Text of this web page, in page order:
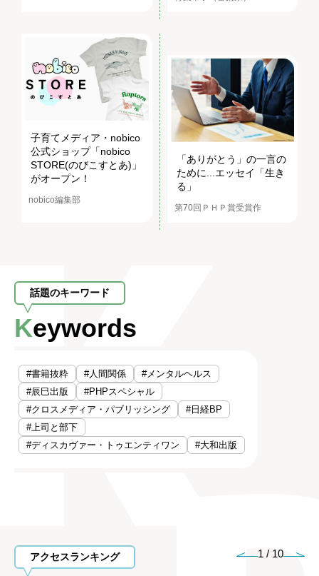
子育てメディア・nobico
公式ショップ「nobico
STORE(のびこすとあ)」
がオープン！
nobico編集部
「ありがとう」の一言の
ために...エッセイ「生き
る」
第70回ＰＨＰ賞受賞作
話題のキーワード
Keywords
#書籍抜粋 #人間関係
#メンタルヘルス
#辰巳出版
#PHPスペシャル
#クロスメディア・パブリッシング
#日経BP
#上司と部下
#ディスカヴァー・トゥエンティワン
#大和出版
アクセスランキング 1 / 10